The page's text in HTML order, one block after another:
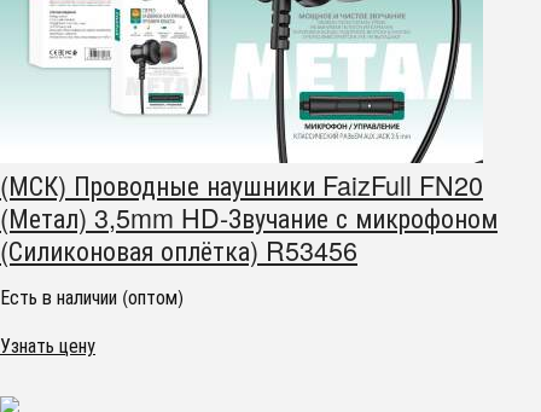
(МСК) Проводные наушники FaizFull FN20
(Метал) 3,5mm HD-Звучание с микрофоном
(Силиконовая оплётка) R53456
Есть в наличии (оптом)
Узнать цену